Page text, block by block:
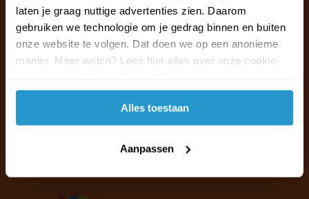
laten je graag nuttige advertenties zien. Daarom
gebruiken we technologie om je gedrag binnen en buiten
onze website te volgen. Dat doen we op een anonieme
manier. Meer weten? Lees hier alles over onze cookie-
accepteren.
Alles toestaan
Aanpassen
Ma t/m vr van 09:30 - 16:00 telefonisch
+31 (0)13 785 62 41
info@jouwoutlet.nl